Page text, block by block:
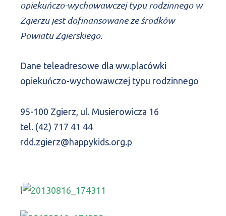
opiekuńczo-wychowawczej typu rodzinnego w
Zgierzu jest dofinansowane ze środków
Powiatu Zgierskiego.
Dane teleadresowe dla ww.placówki
opiekuńczo-wychowawczej typu rodzinnego
95-100 Zgierz, ul. Musierowicza 16
tel. (42) 717 41 44
rdd.zgierz@happykids.org.p
l